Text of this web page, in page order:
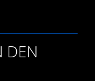
DEN